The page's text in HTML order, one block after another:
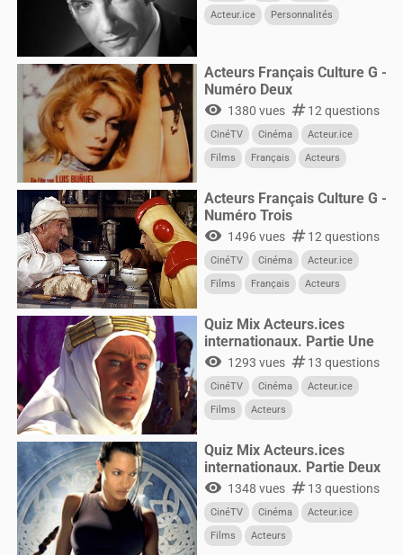
Acteur.ice
Personnalités
Acteurs Français Culture G -
Numéro Deux
visibility 1380 vues numbers12 questions
CinéTV Cinéma
Acteur.ice
Films
Français Acteurs
Acteurs Français Culture G -
Numéro Trois
visibility 1496 vues numbers12 questions
CinéTV Cinéma
Acteur.ice
Films
Français Acteurs
Quiz Mix Acteurs.ices
internationaux. Partie Une
visibility 1293 vues numbers13 questions
CinéTV Cinéma
Acteur.ice
Films
Acteurs
Quiz Mix Acteurs.ices
internationaux. Partie Deux
visibility 1348 vues numbers13 questions
CinéTV Cinéma
Acteur.ice
Films
Acteurs